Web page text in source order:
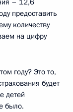
– 12,6
предоставить
количеству
на цифру
году? Это то,
будет
детей
было.